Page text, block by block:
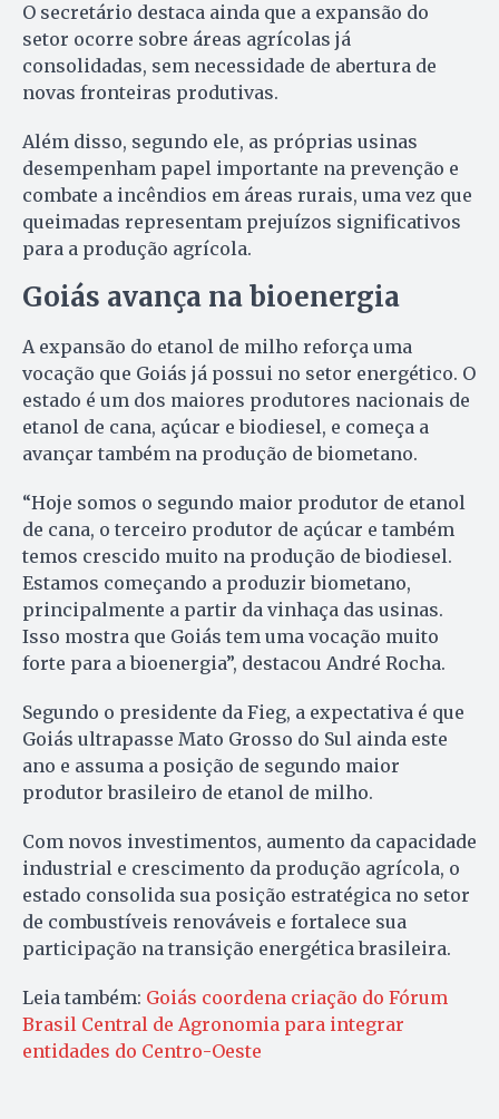
O secretário destaca ainda que a expansão do
setor ocorre sobre áreas agrícolas já
consolidadas, sem necessidade de abertura de
novas fronteiras produtivas.
Além disso, segundo ele, as próprias usinas
desempenham papel importante na prevenção e
combate a incêndios em áreas rurais, uma vez que
queimadas representam prejuízos significativos
para a produção agrícola.
Goiás avança na bioenergia
A expansão do etanol de milho reforça uma
vocação que Goiás já possui no setor energético. O
estado é um dos maiores produtores nacionais de
etanol de cana, açúcar e biodiesel, e começa a
avançar também na produção de biometano.
“Hoje somos o segundo maior produtor de etanol
de cana, o terceiro produtor de açúcar e também
temos crescido muito na produção de biodiesel.
Estamos começando a produzir biometano,
principalmente a partir da vinhaça das usinas.
Isso mostra que Goiás tem uma vocação muito
forte para a bioenergia”, destacou André Rocha.
Segundo o presidente da Fieg, a expectativa é que
Goiás ultrapasse Mato Grosso do Sul ainda este
ano e assuma a posição de segundo maior
produtor brasileiro de etanol de milho.
Com novos investimentos, aumento da capacidade
industrial e crescimento da produção agrícola, o
estado consolida sua posição estratégica no setor
de combustíveis renováveis e fortalece sua
participação na transição energética brasileira.
Leia também: Goiás coordena criação do Fórum
Brasil Central de Agronomia para integrar
entidades do Centro-Oeste